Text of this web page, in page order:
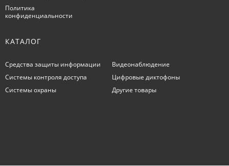
Политика
конфиденциальности
КАТАЛОГ
Средства защиты информации
Системы контроля доступа
Системы охраны
Видеонаблюдение
Цифровые диктофоны
Другие товары